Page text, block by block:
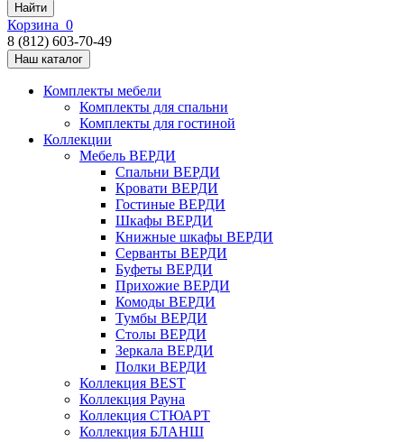
Найти
Корзина 0
8 (812) 603-70-49
Наш каталог
Комплекты мебели
Комплекты для спальни
Комплекты для гостиной
Коллекции
Мебель ВЕРДИ
Спальни ВЕРДИ
Кровати ВЕРДИ
Гостиные ВЕРДИ
Шкафы ВЕРДИ
Книжные шкафы ВЕРДИ
Серванты ВЕРДИ
Буфеты ВЕРДИ
Прихожие ВЕРДИ
Комоды ВЕРДИ
Тумбы ВЕРДИ
Столы ВЕРДИ
Зеркала ВЕРДИ
Полки ВЕРДИ
Коллекция BEST
Коллекция Рауна
Коллекция СТЮАРТ
Коллекция БЛАНШ